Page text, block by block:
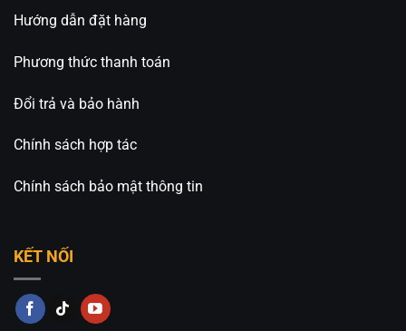
Hướng dẫn đặt hàng
Phương thức thanh toán
Đổi trả và bảo hành
Chính sách hợp tác
Chính sách bảo mật thông tin
KẾT NỐI